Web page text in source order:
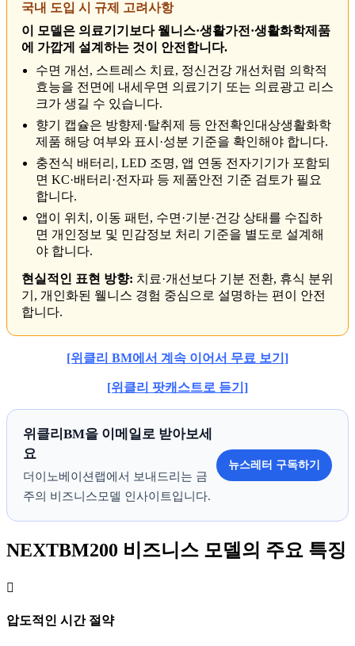
국내 도입 시 규제 고려사항
이 모델은 의료기기보다 웰니스·생활가전·생활화학제품
에 가깝게 설계하는 것이 안전합니다.
수면 개선, 스트레스 치료, 정신건강 개선처럼 의학적
효능을 전면에 내세우면 의료기기 또는 의료광고 리스
크가 생길 수 있습니다.
향기 캡슐은 방향제·탈취제 등 안전확인대상생활화학
제품 해당 여부와 표시·성분 기준을 확인해야 합니다.
충전식 배터리, LED 조명, 앱 연동 전자기기가 포함되
면 KC·배터리·전자파 등 제품안전 기준 검토가 필요
합니다.
앱이 위치, 이동 패턴, 수면·기분·건강 상태를 수집하
면 개인정보 및 민감정보 처리 기준을 별도로 설계해
야 합니다.
현실적인 표현 방향: 치료·개선보다 기분 전환, 휴식 분위
기, 개인화된 웰니스 경험 중심으로 설명하는 편이 안전
합니다.
[위클리 BM에서 계속 이어서 무료 보기]
[위클리 팟캐스트로 듣기]
위클리BM을 이메일로 받아보세
요
더이노베이션랩에서 보내드리는 금
주의 비즈니스모델 인사이트입니다.
뉴스레터 구독하기
NEXTBM200 비즈니스 모델의 주요 특징

압도적인 시간 절약